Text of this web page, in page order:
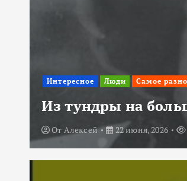
Интересное Люди Самое
Из тундры на
От Алексей 22 июня, 2026